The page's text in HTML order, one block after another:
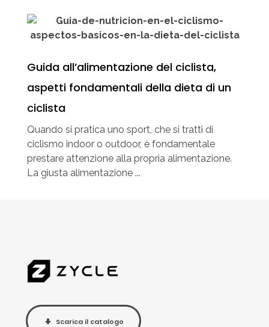
Guida all’alimentazione del ciclista,
aspetti fondamentali della dieta di un
ciclista
Quando si pratica uno sport, che si tratti di
ciclismo indoor o outdoor, è fondamentale
prestare attenzione alla propria alimentazione.
La giusta alimentazione ...
Scarica il catalogo